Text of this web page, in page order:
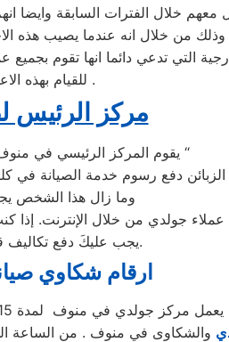
معهم خلال الفترات السابقة
من خلال انه عندما يصيب هذه
التي تدعي دائما انها تقوم
للقيام بهذه الاعمال المختلفة .
مركز الرئيس
يقوم المركز الرئيسي في منوف بصيانة جميع أجهزة “جولدي “
وما زال هذا الشخص
جولدي من خلال الإنترنت.
، يجب عليكَ دفع تكاليف قطع الغيار (الأصلية).
ارقام شكاوي
يعمل مركز جولدي في منوف لمدة 15 ساعة يوميًا، وطوال أسبوع (15/7)